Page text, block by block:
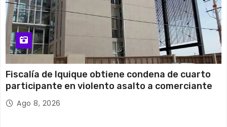
Fiscalía de Iquique obtiene condena de cuarto
participante en violento asalto a comerciante
Ago 8, 2026